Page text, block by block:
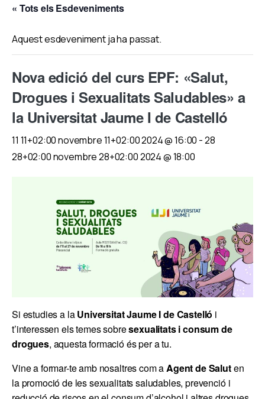
« Tots els Esdeveniments
Aquest esdeveniment ja ha passat.
Nova edició del curs EPF: «Salut,
Drogues i Sexualitats Saludables» a
la Universitat Jaume I de Castelló
11 11+02:00 novembre 11+02:00 2024 @ 16:00 -28
28+02:00 novembre 28+02:00 2024 @ 18:00
Si estudies a laUniversitat Jaume I de Castelló i
t’interessen els temes sobresexualitats i consum de
drogues, aquesta formació és per a tu.
Vine a formar-te amb nosaltres com a Agent de Saluten
la promoció de les sexualitats saludables, prevenció i